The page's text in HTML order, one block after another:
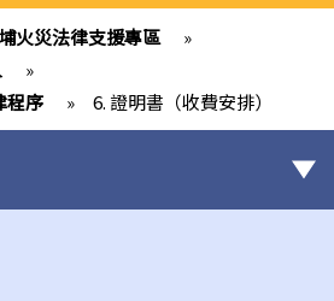
火災法律支援專區
»
»
程序
» 6. 證明書（收費安排）